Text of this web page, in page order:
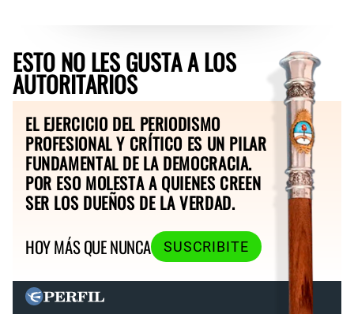
ESTO NO LES GUSTA A LOS
AUTORITARIOS
EL EJERCICIO DEL PERIODISMO
PROFESIONAL Y CRÍTICO ES UN PILAR
FUNDAMENTAL DE LA DEMOCRACIA.
POR ESO MOLESTA A QUIENES CREEN
SER LOS DUEÑOS DE LA VERDAD.
HOY MÁS QUE NUNCA
SUSCRIBITE